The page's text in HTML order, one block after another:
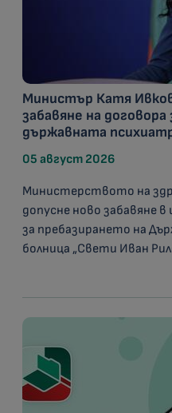
Министър Катя
забавяне на
държавната
05 август 2026
Министерството на
допусне ново забавяне
за пребазирането на
болница „Свети Иван